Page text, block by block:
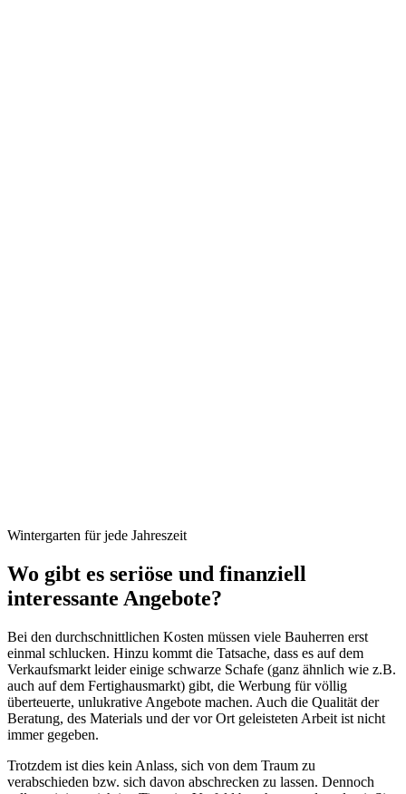
Wintergarten für jede Jahreszeit
Wo gibt es seriöse und finanziell
interessante Angebote?
Bei den durchschnittlichen Kosten müssen viele Bauherren erst
einmal schlucken. Hinzu kommt die Tatsache, dass es auf dem
Verkaufsmarkt leider einige schwarze Schafe (ganz ähnlich wie z.B.
auch auf dem Fertighausmarkt) gibt, die Werbung für völlig
überteuerte, unlukrative Angebote machen. Auch die Qualität der
Beratung, des Materials und der vor Ort geleisteten Arbeit ist nicht
immer gegeben.
Trotzdem ist dies kein Anlass, sich von dem Traum zu
verabschieden bzw. sich davon abschrecken zu lassen. Dennoch